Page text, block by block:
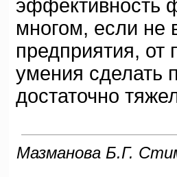
эффективность
многом, если не
предприятия,
умения сделать
достаточно
Мазманова Б.Г.